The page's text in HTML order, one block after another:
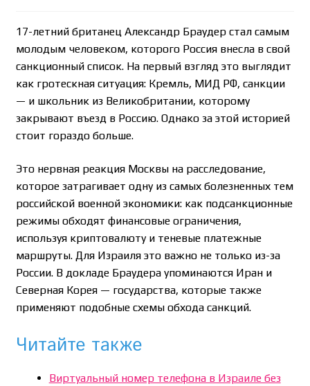
17-летний британец Александр Браудер стал самым
молодым человеком, которого Россия внесла в свой
санкционный список. На первый взгляд это выглядит
как гротескная ситуация: Кремль, МИД РФ, санкции
— и школьник из Великобритании, которому
закрывают въезд в Россию. Однако за этой историей
стоит гораздо больше.
Это нервная реакция Москвы на расследование,
которое затрагивает одну из самых болезненных тем
российской военной экономики: как подсанкционные
режимы обходят финансовые ограничения,
используя криптовалюту и теневые платежные
маршруты. Для Израиля это важно не только из-за
России. В докладе Браудера упоминаются Иран и
Северная Корея — государства, которые также
применяют подобные схемы обхода санкций.
Читайте также
Виртуальный номер телефона в Израиле без